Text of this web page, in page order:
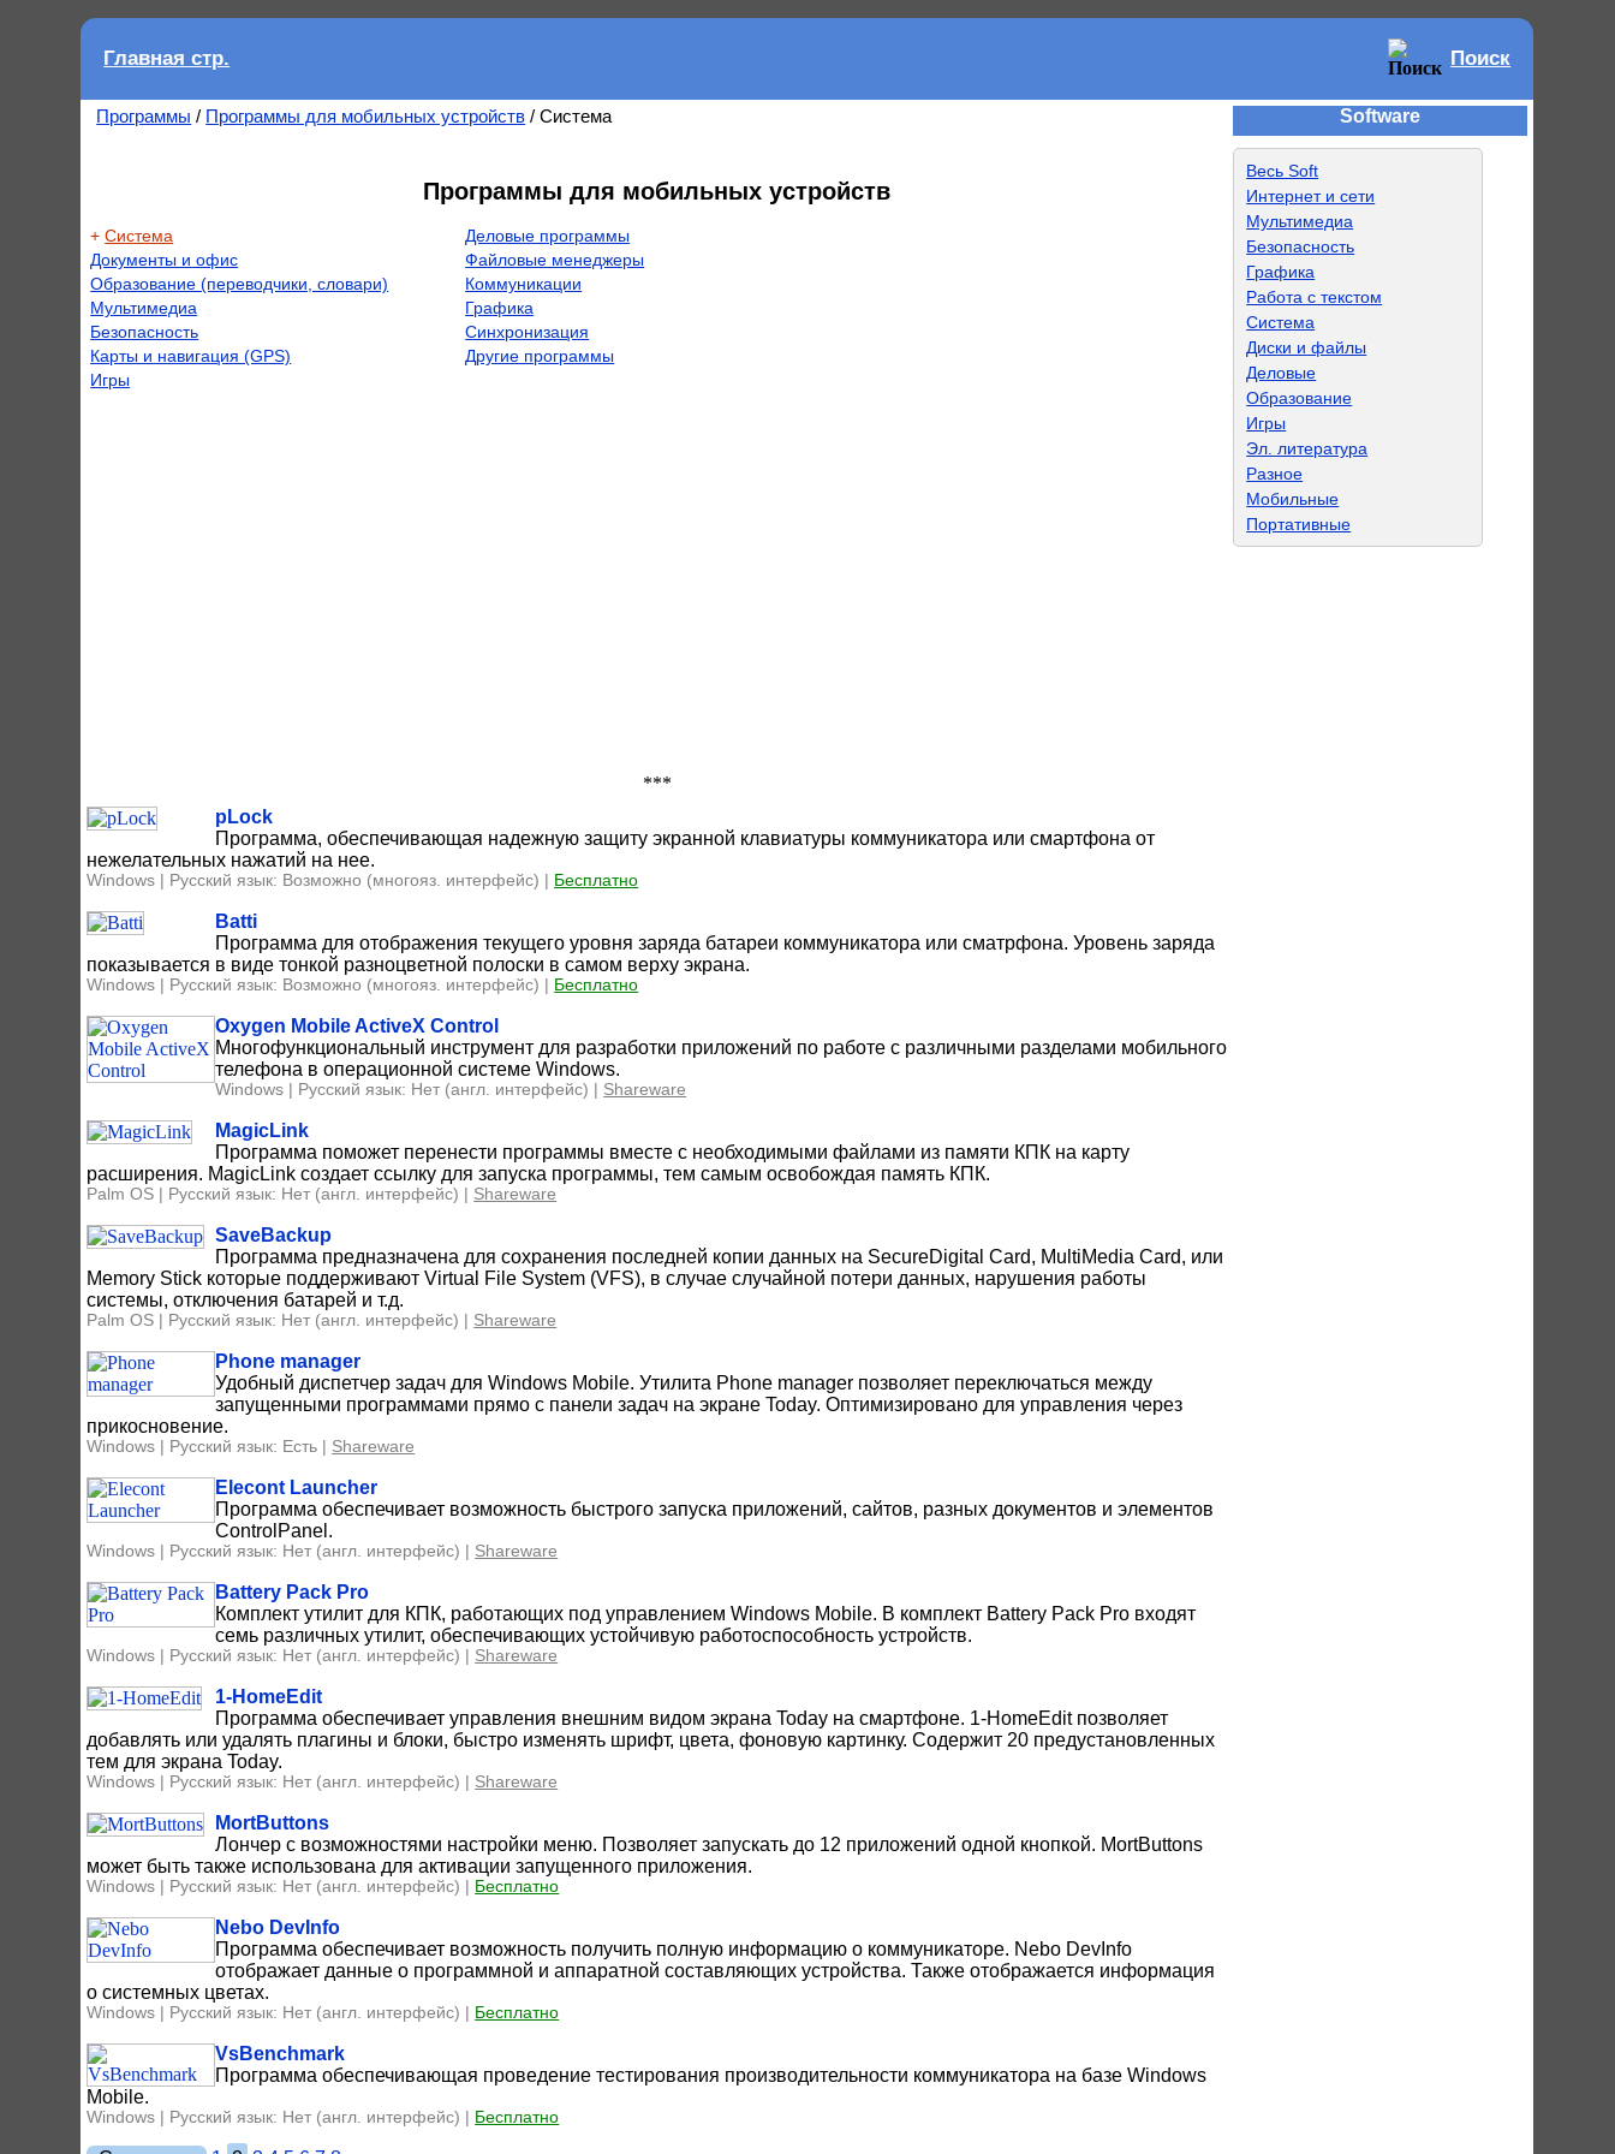
Главная стр. Поиск
Программы / Программы для мобильных устройств / Система
Программы для мобильных устройств
+ Система
Деловые программы
Документы и офис
Файловые менеджеры
Образование (переводчики, словари)
Коммуникации
Мультимедиа
Графика
Безопасность
Синхронизация
Карты и навигация (GPS)
Другие программы
Игры
***
pLock
Программа, обеспечивающая надежную защиту экранной клавиатуры коммуникатора или смартфона от
нежелательных нажатий на нее.
Windows | Русский язык: Возможно (многояз. интерфейс) | Бесплатно
Batti
Программа для отображения текущего уровня заряда батареи коммуникатора или сматрфона. Уровень заряда
показывается в виде тонкой разноцветной полоски в самом верху экрана.
Windows | Русский язык: Возможно (многояз. интерфейс) | Бесплатно
Oxygen Mobile ActiveX Control
Многофункциональный инструмент для разработки приложений по работе с различными разделами мобильного
телефона в операционной системе Windows.
Windows | Русский язык: Нет (англ. интерфейс) | Shareware
MagicLink
Программа поможет перенести программы вместе с необходимыми файлами из памяти КПК на карту
расширения. MagicLink создает ссылку для запуска программы, тем самым освобождая память КПК.
Palm OS | Русский язык: Нет (англ. интерфейс) | Shareware
SaveBackup
Программа предназначена для сохранения последней копии данных на SecureDigital Card, MultiMedia Card, или
Memory Stick которые поддерживают Virtual File System (VFS), в случае случайной потери данных, нарушения работы
системы, отключения батарей и т.д.
Palm OS | Русский язык: Нет (англ. интерфейс) | Shareware
Phone manager
Удобный диспетчер задач для Windows Mobile. Утилита Phone manager позволяет переключаться между
запущенными программами прямо с панели задач на экране Today. Оптимизировано для управления через
прикосновение.
Windows | Русский язык: Есть | Shareware
Elecont Launcher
Программа обеспечивает возможность быстрого запуска приложений, сайтов, разных документов и элементов
ControlPanel.
Windows | Русский язык: Нет (англ. интерфейс) | Shareware
Battery Pack Pro
Комплект утилит для КПК, работающих под управлением Windows Mobile. В комплект Battery Pack Pro входят
семь различных утилит, обеспечивающих устойчивую работоспособность устройств.
Windows | Русский язык: Нет (англ. интерфейс) | Shareware
1-HomeEdit
Программа обеспечивает управления внешним видом экрана Today на смартфоне. 1-HomeEdit позволяет
добавлять или удалять плагины и блоки, быстро изменять шрифт, цвета, фоновую картинку. Содержит 20 предустановленных
тем для экрана Today.
Windows | Русский язык: Нет (англ. интерфейс) | Shareware
MortButtons
Лончер с возможностями настройки меню. Позволяет запускать до 12 приложений одной кнопкой. MortButtons
может быть также использована для активации запущенного приложения.
Windows | Русский язык: Нет (англ. интерфейс) | Бесплатно
Nebo DevInfo
Программа обеспечивает возможность получить полную информацию о коммуникаторе. Nebo DevInfo
отображает данные о программной и аппаратной составляющих устройства. Также отображается информация
о системных цветах.
Windows | Русский язык: Нет (англ. интерфейс) | Бесплатно
VsBenchmark
Программа обеспечивающая проведение тестирования производительности коммуникатора на базе Windows
Mobile.
Windows | Русский язык: Нет (англ. интерфейс) | Бесплатно
Software
Весь Soft
Интернет и сети
Мультимедиа
Безопасность
Графика
Работа с текстом
Система
Диски и файлы
Деловые
Образование
Игры
Эл. литература
Разное
Мобильные
Портативные